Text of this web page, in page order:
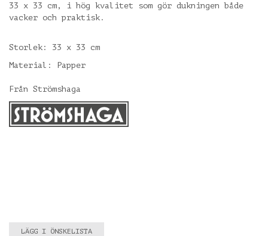
33 x 33 cm, i hög kvalitet som gör dukningen både
vacker och praktisk.
Storlek: 33 x 33 cm
Material: Papper
Från Strömshaga
LÄGG I ÖNSKELISTA